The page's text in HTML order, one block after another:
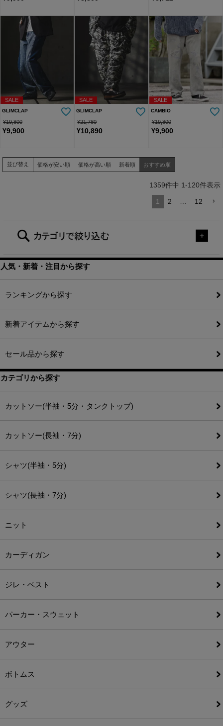
SALE
GLIMCLAP
¥19,800
¥9,900
SALE
GLIMCLAP
¥21,780
¥10,890
SALE
CAMBIO
¥19,800
¥9,900
並び替え 価格が安い順 価格が高い順 新着順 おすすめ順
1359件中 1-120件表示
1 2 12
人気・新着・注目から探す
ランキングから探す
新着アイテムから探す
セール品から探す
カテゴリから探す
カットソー(半袖・5分・タンクトップ)
カットソー(長袖・7分)
シャツ(半袖・5分)
シャツ(長袖・7分)
ニット
カーディガン
ジレ・ベスト
パーカー・スウェット
アウター
ボトムス
グッズ